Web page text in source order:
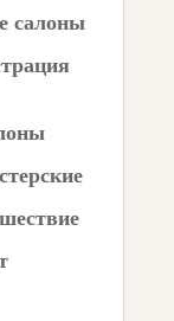
салоны